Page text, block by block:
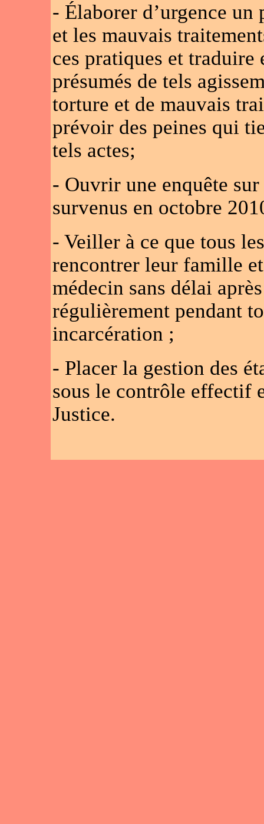
- Élaborer d’urgence
et les mauvais
ces pratiques et traduire
présumés de tels
torture et de mauvais
prévoir des peines qui
tels actes;
- Ouvrir une enquête
survenus en octobre
- Veiller à ce que tous
rencontrer leur famille
médecin sans délai
régulièrement pendant
incarcération ;
- Placer la gestion des
sous le contrôle effectif
Justice.